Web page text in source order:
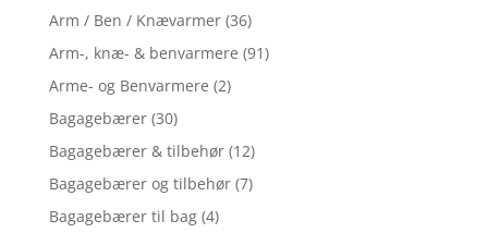
Arm / Ben / Knævarmer (36)
Arm-, knæ- & benvarmere (91)
Arme- og Benvarmere (2)
Bagagebærer (30)
Bagagebærer & tilbehør (12)
Bagagebærer og tilbehør (7)
Bagagebærer til bag (4)